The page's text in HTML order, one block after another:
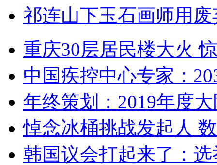
祁连山下玉石画师用
重庆30层居民楼大火
中国疾控中心专家：
年终策划：2019年度
悼念冰桶挑战发起人
韩国议会打起来了：